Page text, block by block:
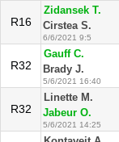
R16
Zidansek T.
Cirstea S.
6/6/2021 9:5
R32
Gauff C.
Brady J.
5/6/2021 16:40
R32
Linette M.
Jabeur O.
5/6/2021 14:25